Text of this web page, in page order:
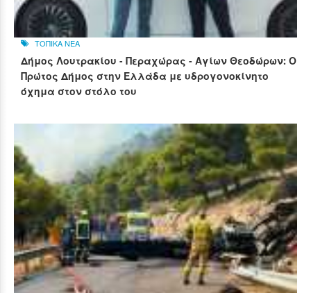
ΤΟΠΙΚΑ ΝΕΑ
Δήμος Λουτρακίου - Περαχώρας - Αγίων Θεοδώρων: Ο
Πρώτος Δήμος στην Ελλάδα με υδρογονοκίνητο
όχημα στον στόλο του